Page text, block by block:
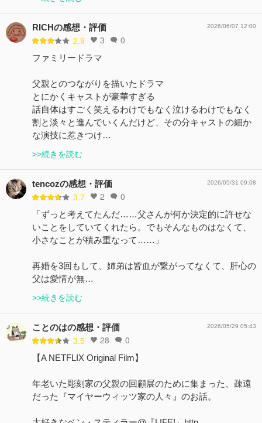
RICHの感想・評価
2.9 3 0
2026/06/07 12:00
ファミリードラマ
父親とのつながりを描いたドラマ
とにかくキャストが豪華すぎる
話自体はすごく笑えるわけでもなく泣けるわけでもなく
割と淡々と進んでいくんだけど、その分キャストの細か
な演技に惹きつけ…
>>続きを読む
tencozの感想・評価
3.7 2 0
2026/05/31 09:08
「ずっと考えてたんだ……父さんが何か決定的に許せな
いことをしていてくれたら。でもそんなものはなくて、
小さなことが積み重なって……」
再婚を3回もして、姉弟は皆血が繋がってなくて、肝心の
父は愛情が無…
>>続きを読む
ことのはの感想・評価
3.5 28 0
2026/05/29 05:43
【A NETFLIX Original Film】
年老いた彫刻家の父親の回顧展のために集まった、疎遠
だった『マイヤーウィッツ家の人々』のお話。